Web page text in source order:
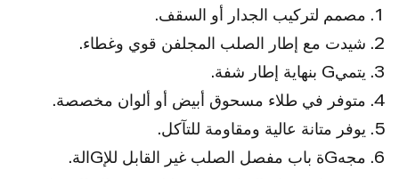
1. مصمم لتركيب الجدار أو السقف.
2. شيدت مع إطار الصلب المجلفن قوي وغطاء.
3. يتميG بنهاية إطار شفة.
4. متوفر في طلاء مسحوق أبيض أو ألوان مخصصة.
5. يوفر متانة عالية ومقاومة للتآكل.
6. مجهGة باب مفصل الصلب غير القابل للإGالة.